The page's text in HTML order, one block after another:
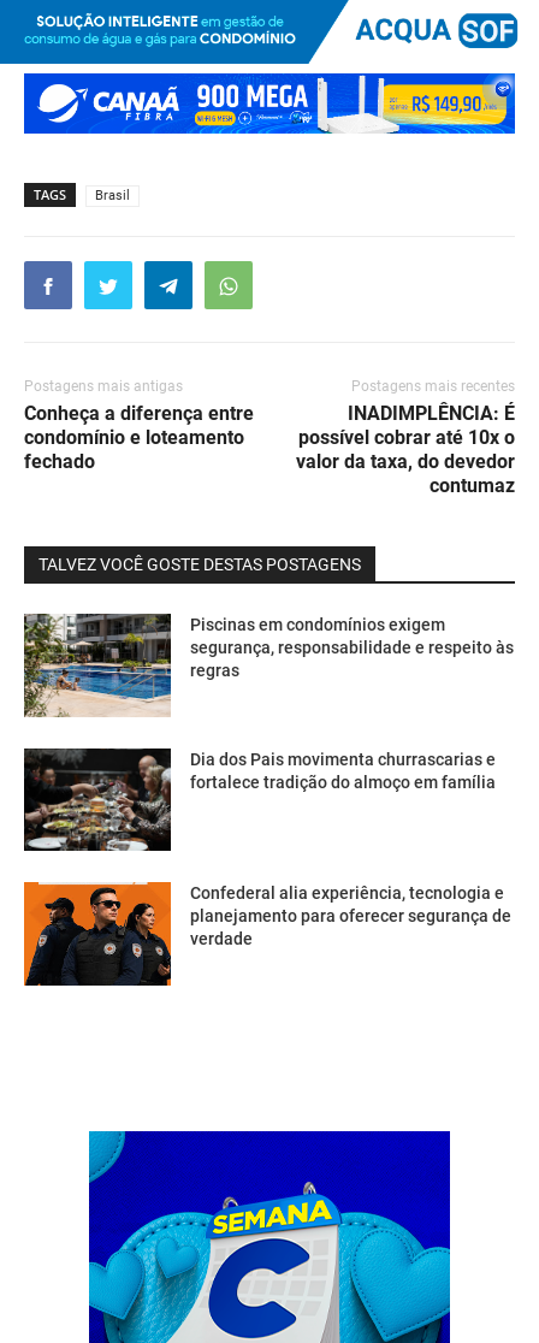
TAGS Brasil
Postagens mais antigas
Conheça a diferença entre
condomínio e loteamento
fechado
Postagens mais recentes
INADIMPLÊNCIA: É
possível cobrar até 10x o
valor da taxa, do devedor
contumaz
TALVEZ VOCÊ GOSTE DESTAS POSTAGENS
Piscinas em condomínios exigem
segurança, responsabilidade e respeito às
regras
Dia dos Pais movimenta churrascarias e
fortalece tradição do almoço em família
Confederal alia experiência, tecnologia e
planejamento para oferecer segurança de
verdade